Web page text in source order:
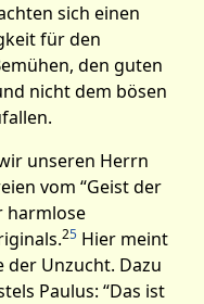
sich einen
für den
den guten
nicht dem bösen
unseren Herrn
vom “Geist der
harmlose
25 Hier meint
der Unzucht. Dazu
Paulus: “Das ist